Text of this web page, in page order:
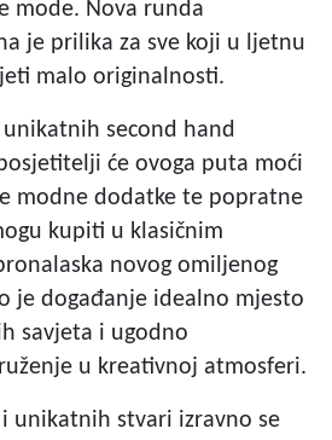
mode. Nova runda
je prilika za sve koji u ljetnu
malo originalnosti.
second hand
će ovoga puta moći
modne dodatke te popratne
kupiti u klasičnim
novog omiljenog
je događanje idealno mjesto
savjeta i ugodno
u kreativnoj atmosferi.
unikatnih stvari izravno se